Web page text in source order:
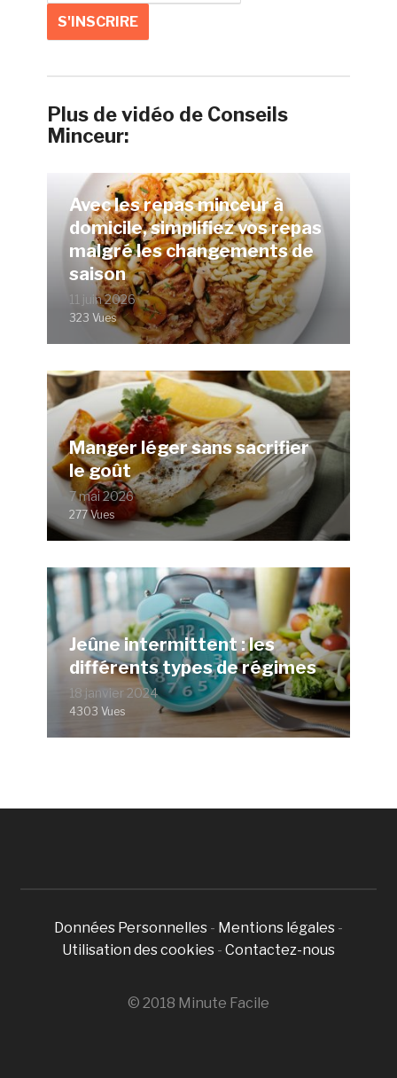
Plus de vidéo de Conseils
Minceur:
Avec les repas minceur à
domicile, simplifiez vos repas
malgré les changements de
saison
11 juin 2026
323 Vues
Manger léger sans sacrifier
le goût
7 mai 2026
277 Vues
Jeûne intermittent : les
différents types de régimes
18 janvier 2024
4303 Vues
Données Personnelles - Mentions légales -
Utilisation des cookies - Contactez-nous
© 2018 Minute Facile